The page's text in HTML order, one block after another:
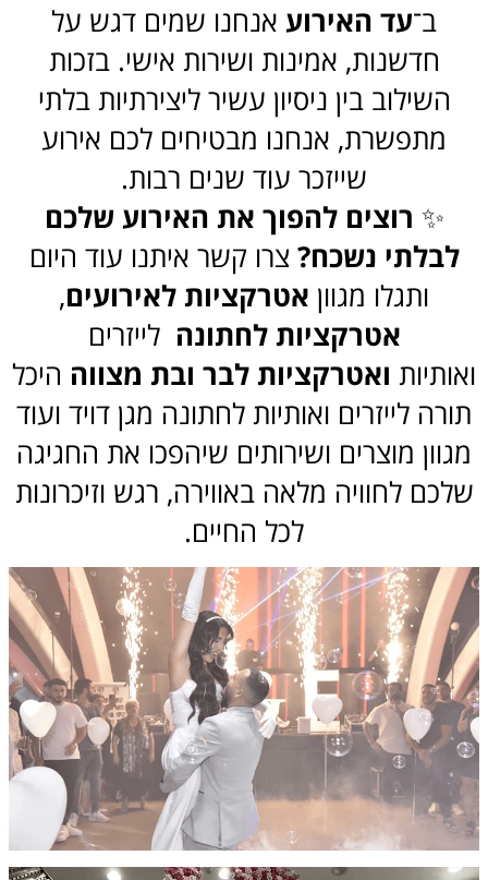
ב־עד האירוע אנחנו שמים דגש על
חדשנות, אמינות ושירות אישי. בזכות
השילוב בין ניסיון עשיר ליצירתיות בלתי
מתפשרת, אנחנו מבטיחים לכם אירוע
שייזכר עוד שנים רבות.
✨ רוצים להפוך את האירוע שלכם
לבלתי נשכח? צרו קשר איתנו עוד היום
ותגלו מגוון אטרקציות לאירועים,
אטרקציות לחתונה לייזרים
ואותיות ואטרקציות לבר ובת מצווה היכל
תורה לייזרים ואותיות לחתונה מגן דויד ועוד
מגוון מוצרים ושירותים שיהפכו את החגיגה
שלכם לחוויה מלאה באווירה, רגש וזיכרונות
לכל החיים.